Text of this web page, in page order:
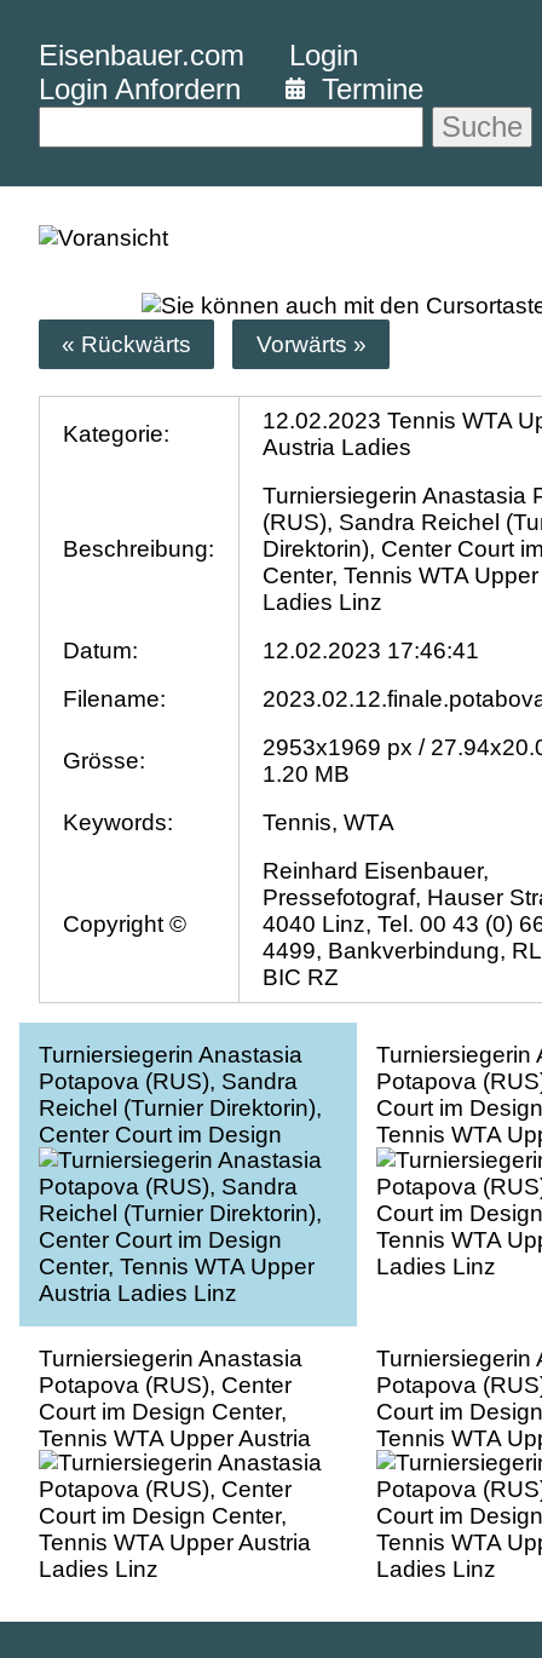
Eisenbauer.com
Login
Login Anfordern
Termine
Suche
« Rückwärts Vorwärts »
Kategorie:
12.02.2023 Tennis WTA
Austria Ladies
Beschreibung:
Turniersiegerin Anastasia
(RUS), Sandra Reichel
Direktorin), Center Court
Center, Tennis WTA
Ladies Linz
Datum:
12.02.2023 17:46:41
Filename:
Grösse:
2953x1969 px /
1.20 MB
Keywords:
Tennis, WTA
Copyright ©
Reinhard Eisenbauer,
Pressefotograf, Hauser
4040 Linz, Tel. 00 43 (0)
4499, Bankverbindung,
BIC RZ
Turniersiegerin Anastasia
Potapova (RUS), Sandra
Reichel (Turnier Direktorin),
Center Court im Design
Center, Tennis WTA Upper
Austria Ladies Linz
Turniersiegerin
Potapova
Court im
Tennis WTA
Ladies Linz
Turniersiegerin Anastasia
Potapova (RUS), Center
Court im Design Center,
Tennis WTA Upper Austria
Ladies Linz
Turniersiegerin
Potapova
Court im
Tennis WTA
Ladies Linz